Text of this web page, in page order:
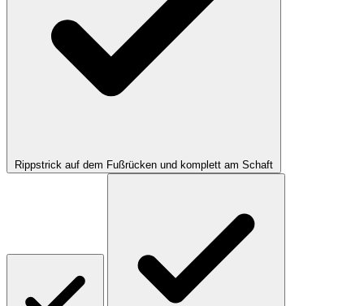
Rippstrick auf dem Fußrücken und komplett am Schaft